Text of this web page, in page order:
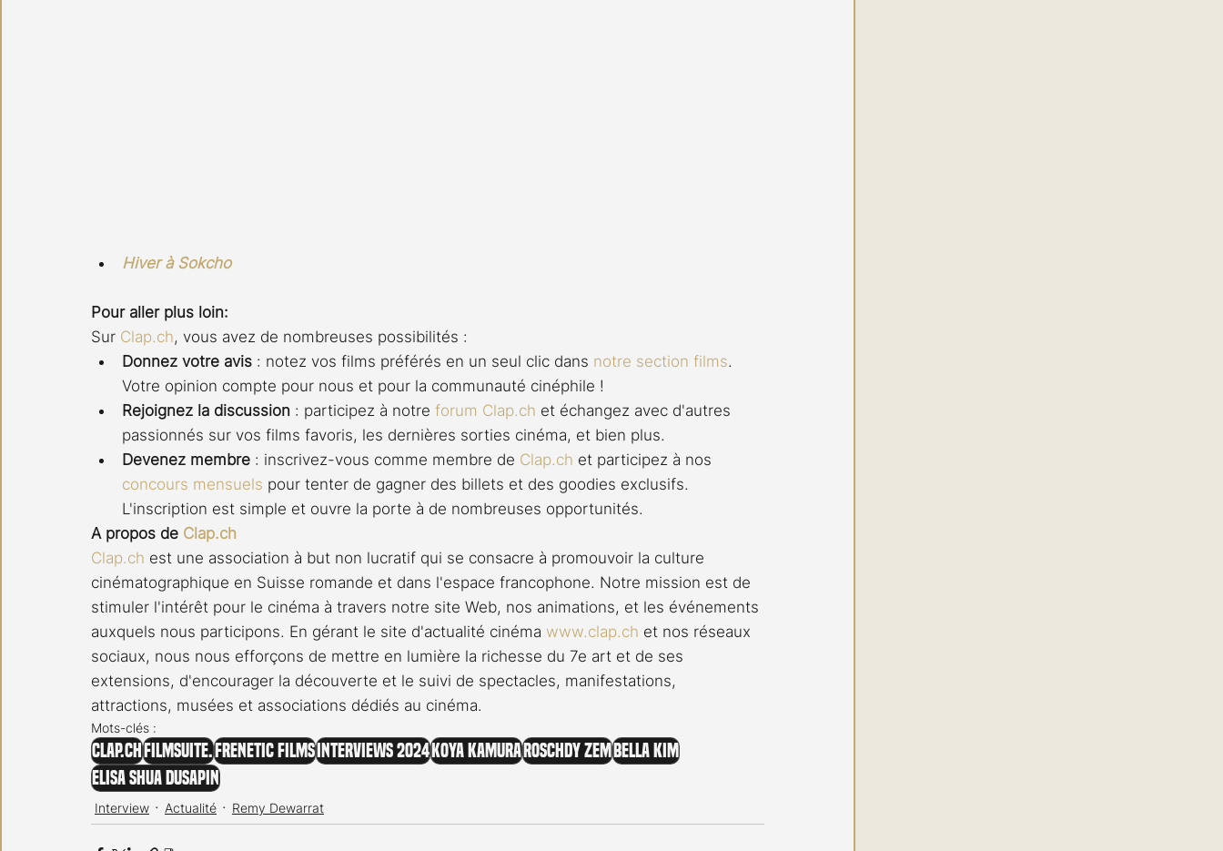
Hiver à Sokcho
Pour aller plus loin:
Sur Clap.ch, vous avez de nombreuses possibilités :
Donnez votre avis : notez vos films préférés en un seul clic dans notre section films.
Votre opinion compte pour nous et pour la communauté cinéphile !
Rejoignez la discussion : participez à notre forum Clap.ch et échangez avec d'autres
passionnés sur vos films favoris, les dernières sorties cinéma, et bien plus.
Devenez membre : inscrivez-vous comme membre de Clap.ch et participez à nos
concours mensuels pour tenter de gagner des billets et des goodies exclusifs.
L'inscription est simple et ouvre la porte à de nombreuses opportunités.
A propos de Clap.ch
Clap.ch est une association à but non lucratif qui se consacre à promouvoir la culture
cinématographique en Suisse romande et dans l'espace francophone. Notre mission est de
stimuler l'intérêt pour le cinéma à travers notre site Web, nos animations, et les événements
auxquels nous participons. En gérant le site d'actualité cinéma www.clap.ch et nos réseaux
sociaux, nous nous efforçons de mettre en lumière la richesse du 7e art et de ses
extensions, d'encourager la découverte et le suivi de spectacles, manifestations,
attractions, musées et associations dédiés au cinéma.
Mots-clés :
clap.ch Filmsuite. Frenetic Films Interviews 2024 Koya Kamura Roschdy Zem Bella Kim
Elisa Shua Dusapin
Interview Actualité Remy Dewarrat